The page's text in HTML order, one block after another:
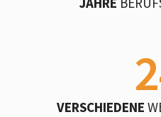
VERSCHIEDENE